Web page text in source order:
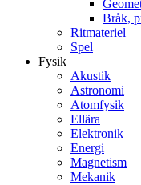
Bråk,
Ritmateriel
Spel
Fysik
Akustik
Astronomi
Atomfysik
Ellära
Elektronik
Energi
Magnetism
Mekanik